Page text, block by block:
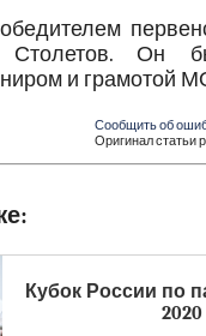
Столетов. Он
и
Сообщить об
Оригинал статьи
Кубок России по
2020